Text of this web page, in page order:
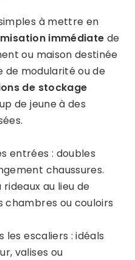
à mettre en
immédiate de
ou maison destinée
de modularité ou de
de stockage
de jeune à des
entrées : doubles
chaussures.
au lieu de
chambres ou couloirs
les escaliers : idéals
valises ou